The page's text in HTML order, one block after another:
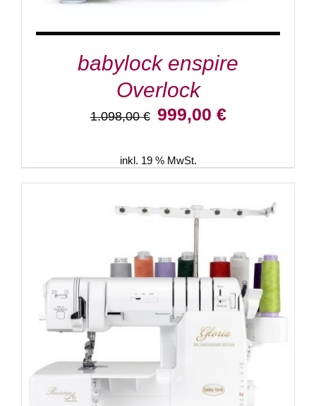
babylock enspire
Overlock
1.098,00€ Ursprünglicher
1.098,00 €
999,00 €Aktueller
inkl. 19 % MwSt.
IN DEN WARENKORB